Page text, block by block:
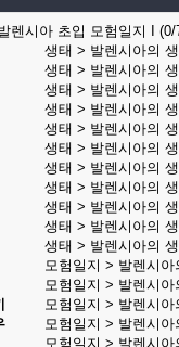
렌시아 초입 모험일지 I
생태 > 발렌시아의
생태 > 발렌시아의
생태 > 발렌시아의
생태 > 발렌시아의
생태 > 발렌시아의
생태 > 발렌시아의
생태 > 발렌시아의
생태 > 발렌시아의
생태 > 발렌시아의
생태 > 발렌시아의
생태 > 발렌시아의
모험일지 > 발렌시아
모험일지 > 발렌시아
모험일지 > 발렌시아
모험일지 > 발렌시아
모험일지 > 발렌시아